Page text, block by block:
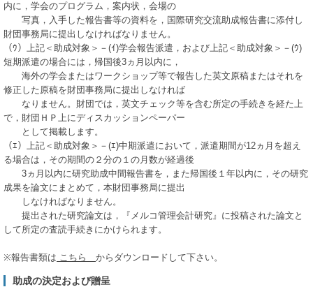
内に，学会のプログラム，案内状，会場の
写真，入手した報告書等の資料を，国際研究交流助成報告書に添付し
財団事務局に提出しなければなりません。
（ｳ）上記＜助成対象＞－(ｲ)学会報告派遣，および上記＜助成対象＞－(ｳ)
短期派遣の場合には，帰国後3ヵ月以内に，
海外の学会またはワークショップ等で報告した英文原稿またはそれを
修正した原稿を財団事務局に提出しなければ
なりません。財団では，英文チェック等を含む所定の手続きを経た上
で，財団ＨＰ上にディスカッションペーパー
として掲載します。
（ｴ）上記＜助成対象＞－(ｴ)中期派遣において，派遣期間が12ヵ月を超え
る場合は，その期間の２分の１の月数が経過後
3ヵ月以内に研究助成中間報告書を，また帰国後１年以内に，その研究
成果を論文にまとめて，本財団事務局に提出
しなければなりません。
提出された研究論文は，『メルコ管理会計研究』に投稿された論文と
して所定の査読手続きにかけられます。
※報告書類は こちら からダウンロードして下さい。
助成の決定および贈呈